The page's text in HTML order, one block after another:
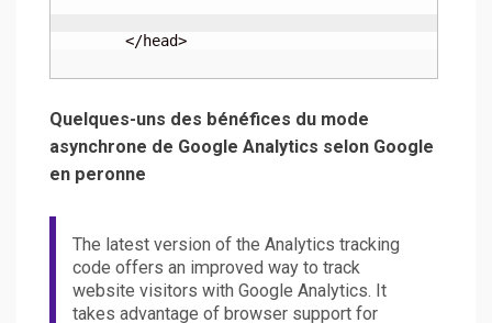
	</head>
Quelques-uns des bénéfices du mode
asynchrone de Google Analytics selon Google
en peronne
The latest version of the Analytics tracking
code offers an improved way to track
website visitors with Google Analytics. It
takes advantage of browser support for